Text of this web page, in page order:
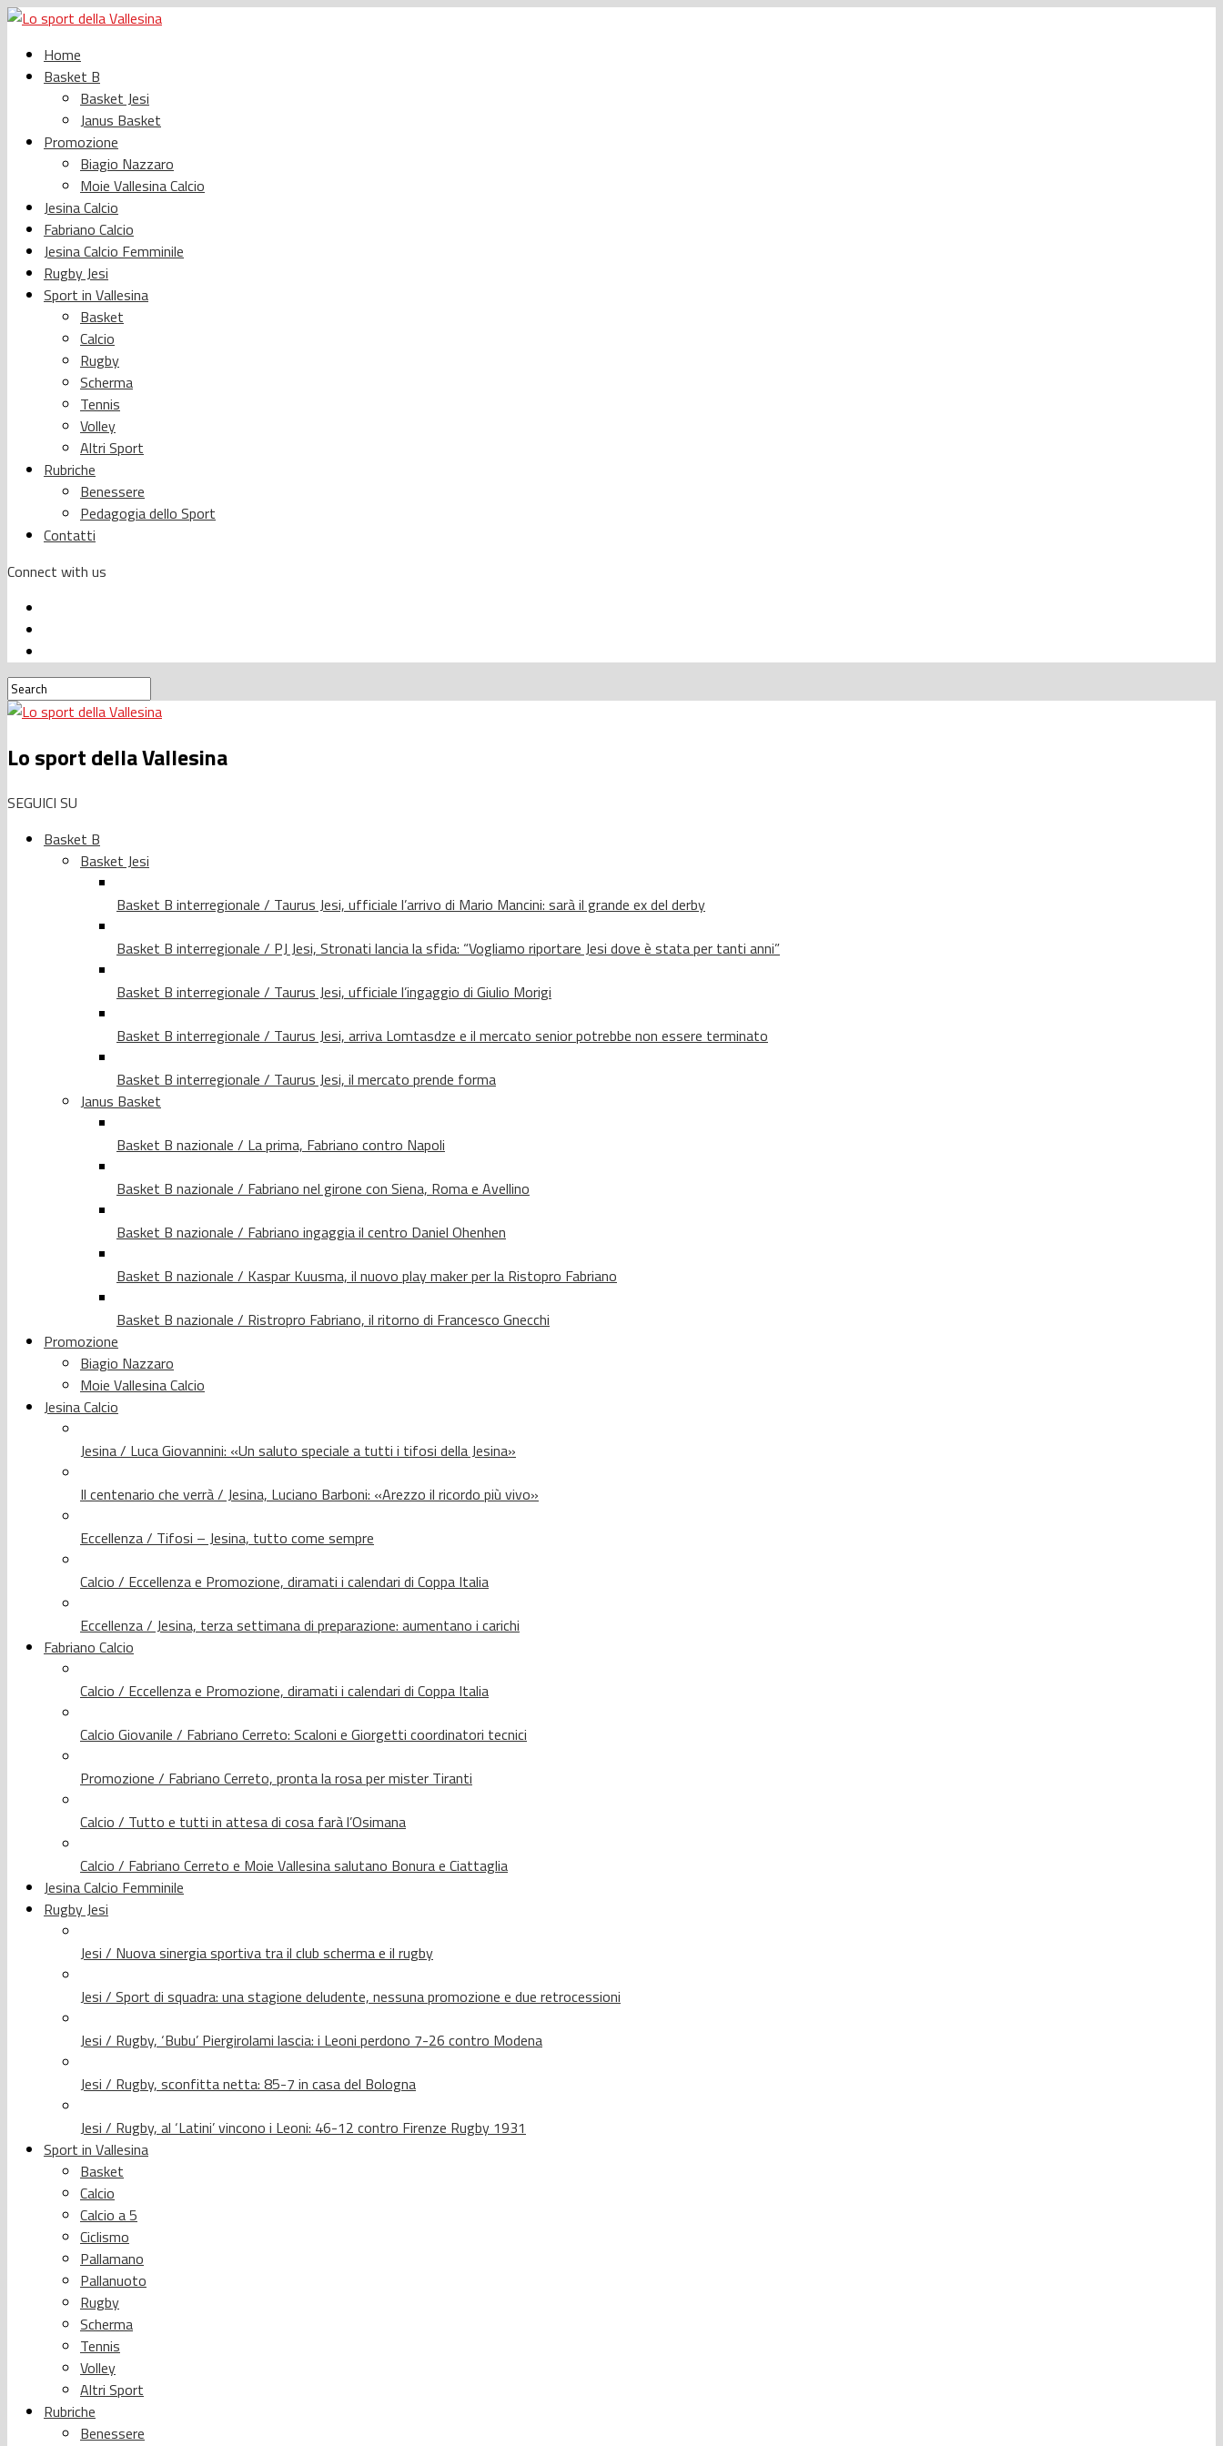
Home
Basket B
Basket Jesi
Janus Basket
Promozione
Biagio Nazzaro
Moie Vallesina Calcio
Jesina Calcio
Fabriano Calcio
Jesina Calcio Femminile
Rugby Jesi
Sport in Vallesina
Basket
Calcio
Rugby
Scherma
Tennis
Volley
Altri Sport
Rubriche
Benessere
Pedagogia dello Sport
Contatti
Connect with us
Lo sport della Vallesina
SEGUICI SU
Basket B
Basket Jesi
Basket B interregionale / Taurus Jesi, ufficiale l’arrivo di Mario Mancini: sarà il grande ex del derby
Basket B interregionale / PJ Jesi, Stronati lancia la sfida: “Vogliamo riportare Jesi dove è stata per tanti anni”
Basket B interregionale / Taurus Jesi, ufficiale l’ingaggio di Giulio Morigi
Basket B interregionale / Taurus Jesi, arriva Lomtasdze e il mercato senior potrebbe non essere terminato
Basket B interregionale / Taurus Jesi, il mercato prende forma
Janus Basket
Basket B nazionale / La prima, Fabriano contro Napoli
Basket B nazionale / Fabriano nel girone con Siena, Roma e Avellino
Basket B nazionale / Fabriano ingaggia il centro Daniel Ohenhen
Basket B nazionale / Kaspar Kuusma, il nuovo play maker per la Ristopro Fabriano
Basket B nazionale / Ristropro Fabriano, il ritorno di Francesco Gnecchi
Promozione
Biagio Nazzaro
Moie Vallesina Calcio
Jesina Calcio
Jesina / Luca Giovannini: «Un saluto speciale a tutti i tifosi della Jesina»
Il centenario che verrà / Jesina, Luciano Barboni: «Arezzo il ricordo più vivo»
Eccellenza / Tifosi – Jesina, tutto come sempre
Calcio / Eccellenza e Promozione, diramati i calendari di Coppa Italia
Eccellenza / Jesina, terza settimana di preparazione: aumentano i carichi
Fabriano Calcio
Calcio / Eccellenza e Promozione, diramati i calendari di Coppa Italia
Calcio Giovanile / Fabriano Cerreto: Scaloni e Giorgetti coordinatori tecnici
Promozione / Fabriano Cerreto, pronta la rosa per mister Tiranti
Calcio / Tutto e tutti in attesa di cosa farà l’Osimana
Calcio / Fabriano Cerreto e Moie Vallesina salutano Bonura e Ciattaglia
Jesina Calcio Femminile
Rugby Jesi
Jesi / Nuova sinergia sportiva tra il club scherma e il rugby
Jesi / Sport di squadra: una stagione deludente, nessuna promozione e due retrocessioni
Jesi / Rugby, ‘Bubu’ Piergirolami lascia: i Leoni perdono 7-26 contro Modena
Jesi / Rugby, sconfitta netta: 85-7 in casa del Bologna
Jesi / Rugby, al ‘Latini’ vincono i Leoni: 46-12 contro Firenze Rugby 1931
Sport in Vallesina
Basket
Calcio
Calcio a 5
Ciclismo
Pallamano
Pallanuoto
Rugby
Scherma
Tennis
Volley
Altri Sport
Rubriche
Benessere